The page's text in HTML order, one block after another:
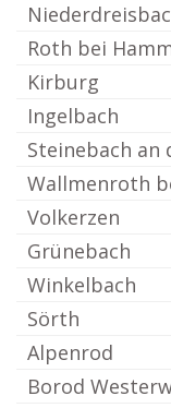
Roth bei
Kirburg
Ingelbach
Steinebach an
Wallmenroth
Volkerzen
Grünebach
Winkelbach
Sörth
Alpenrod
Borod